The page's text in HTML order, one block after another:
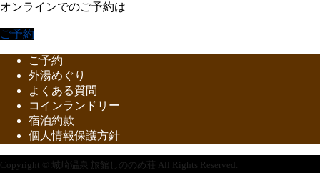
オンラインでのご予約は
ご予約
ご予約
外湯めぐり
よくある質問
コインランドリー
宿泊約款
個人情報保護方針
Copyright © 城崎温泉 旅館しののめ荘 All Rights Reserved.